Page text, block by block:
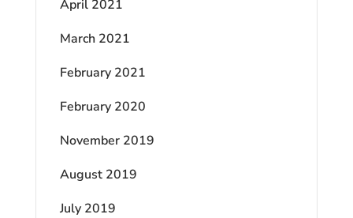
April 2021
March 2021
February 2021
February 2020
November 2019
August 2019
July 2019